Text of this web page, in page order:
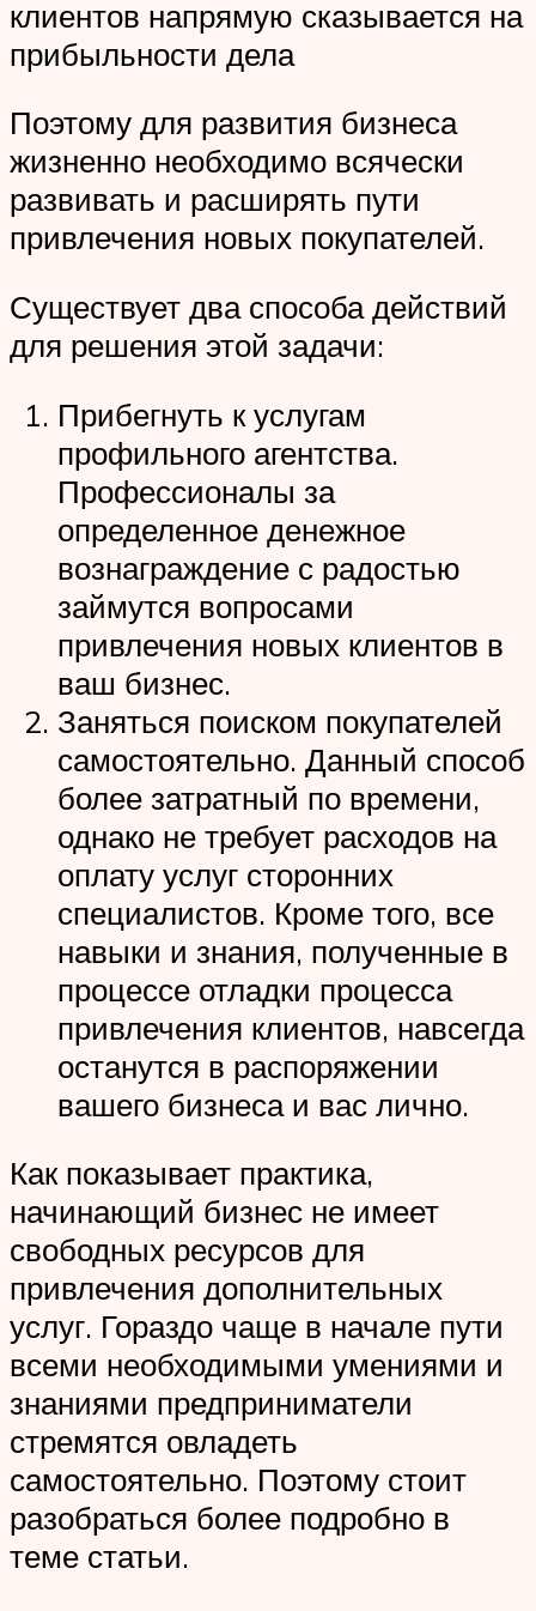
клиентов напрямую сказывается на
прибыльности дела
Поэтому для развития бизнеса
жизненно необходимо всячески
развивать и расширять пути
привлечения новых покупателей.
Существует два способа действий
для решения этой задачи:
Прибегнуть к услугам
профильного агентства.
Профессионалы за
определенное денежное
вознаграждение с радостью
займутся вопросами
привлечения новых клиентов в
ваш бизнес.
Заняться поиском покупателей
самостоятельно. Данный способ
более затратный по времени,
однако не требует расходов на
оплату услуг сторонних
специалистов. Кроме того, все
навыки и знания, полученные в
процессе отладки процесса
привлечения клиентов, навсегда
останутся в распоряжении
вашего бизнеса и вас лично.
Как показывает практика,
начинающий бизнес не имеет
свободных ресурсов для
привлечения дополнительных
услуг. Гораздо чаще в начале пути
всеми необходимыми умениями и
знаниями предприниматели
стремятся овладеть
самостоятельно. Поэтому стоит
разобраться более подробно в
теме статьи.